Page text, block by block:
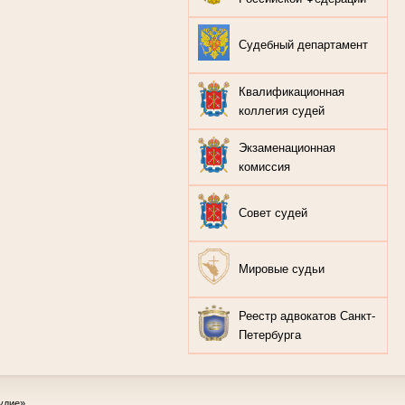
Судебный департамент
Квалификационная
коллегия судей
Экзаменационная
комиссия
Совет судей
Мировые судьи
Реестр адвокатов Санкт-
Петербурга